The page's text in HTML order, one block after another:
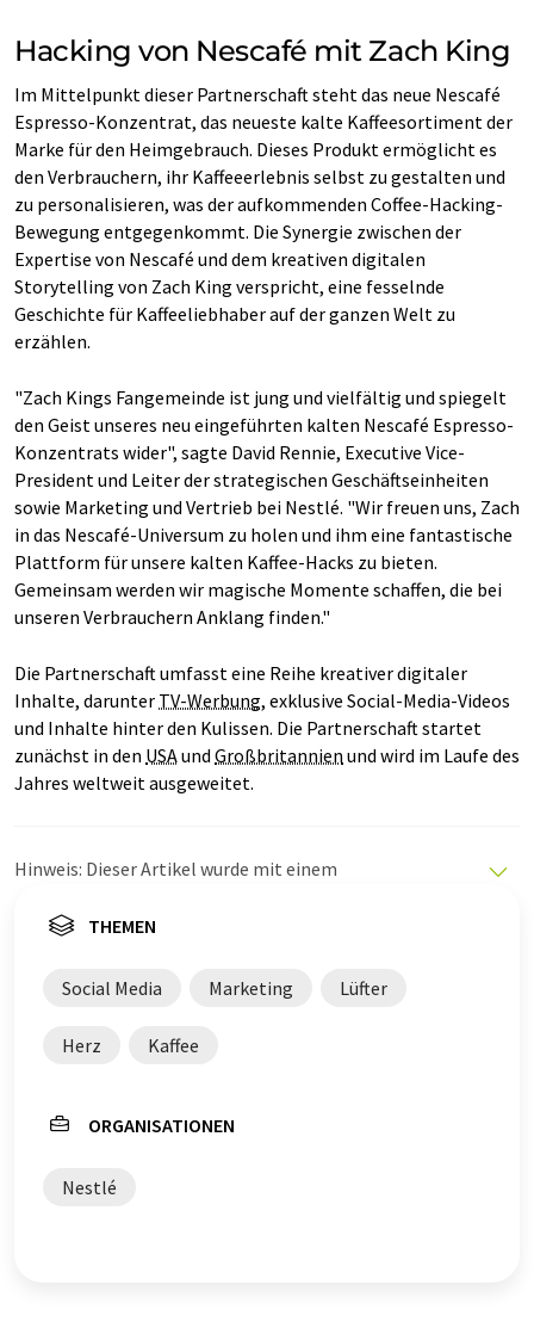
Hacking von Nescafé mit Zach King
Im Mittelpunkt dieser Partnerschaft steht das neue Nescafé
Espresso-Konzentrat, das neueste kalte Kaffeesortiment der
Marke für den Heimgebrauch. Dieses Produkt ermöglicht es
den Verbrauchern, ihr Kaffeeerlebnis selbst zu gestalten und
zu personalisieren, was der aufkommenden Coffee-Hacking-
Bewegung entgegenkommt. Die Synergie zwischen der
Expertise von Nescafé und dem kreativen digitalen
Storytelling von Zach King verspricht, eine fesselnde
Geschichte für Kaffeeliebhaber auf der ganzen Welt zu
erzählen.
"Zach Kings Fangemeinde ist jung und vielfältig und spiegelt
den Geist unseres neu eingeführten kalten Nescafé Espresso-
Konzentrats wider", sagte David Rennie, Executive Vice-
President und Leiter der strategischen Geschäftseinheiten
sowie Marketing und Vertrieb bei Nestlé. "Wir freuen uns, Zach
in das Nescafé-Universum zu holen und ihm eine fantastische
Plattform für unsere kalten Kaffee-Hacks zu bieten.
Gemeinsam werden wir magische Momente schaffen, die bei
unseren Verbrauchern Anklang finden."
Die Partnerschaft umfasst eine Reihe kreativer digitaler
Inhalte, darunter TV-Werbung, exklusive Social-Media-Videos
und Inhalte hinter den Kulissen. Die Partnerschaft startet
zunächst in den USAund Großbritannien und wird im Laufe des
Jahres weltweit ausgeweitet.
Hinweis: Dieser Artikel wurde mit einem
LUMITOS bietet diese automatischen Übersetzungen
Nachrichten zu präsentieren. Da dieser Artikel mit
automatischer Übersetzung übersetzt wurde, ist es
möglich, dass er Fehler im Vokabular, in der Syntax oder
THEMEN
Social Media Marketing Lüfter
Herz Kaffee
ORGANISATIONEN
Nestlé